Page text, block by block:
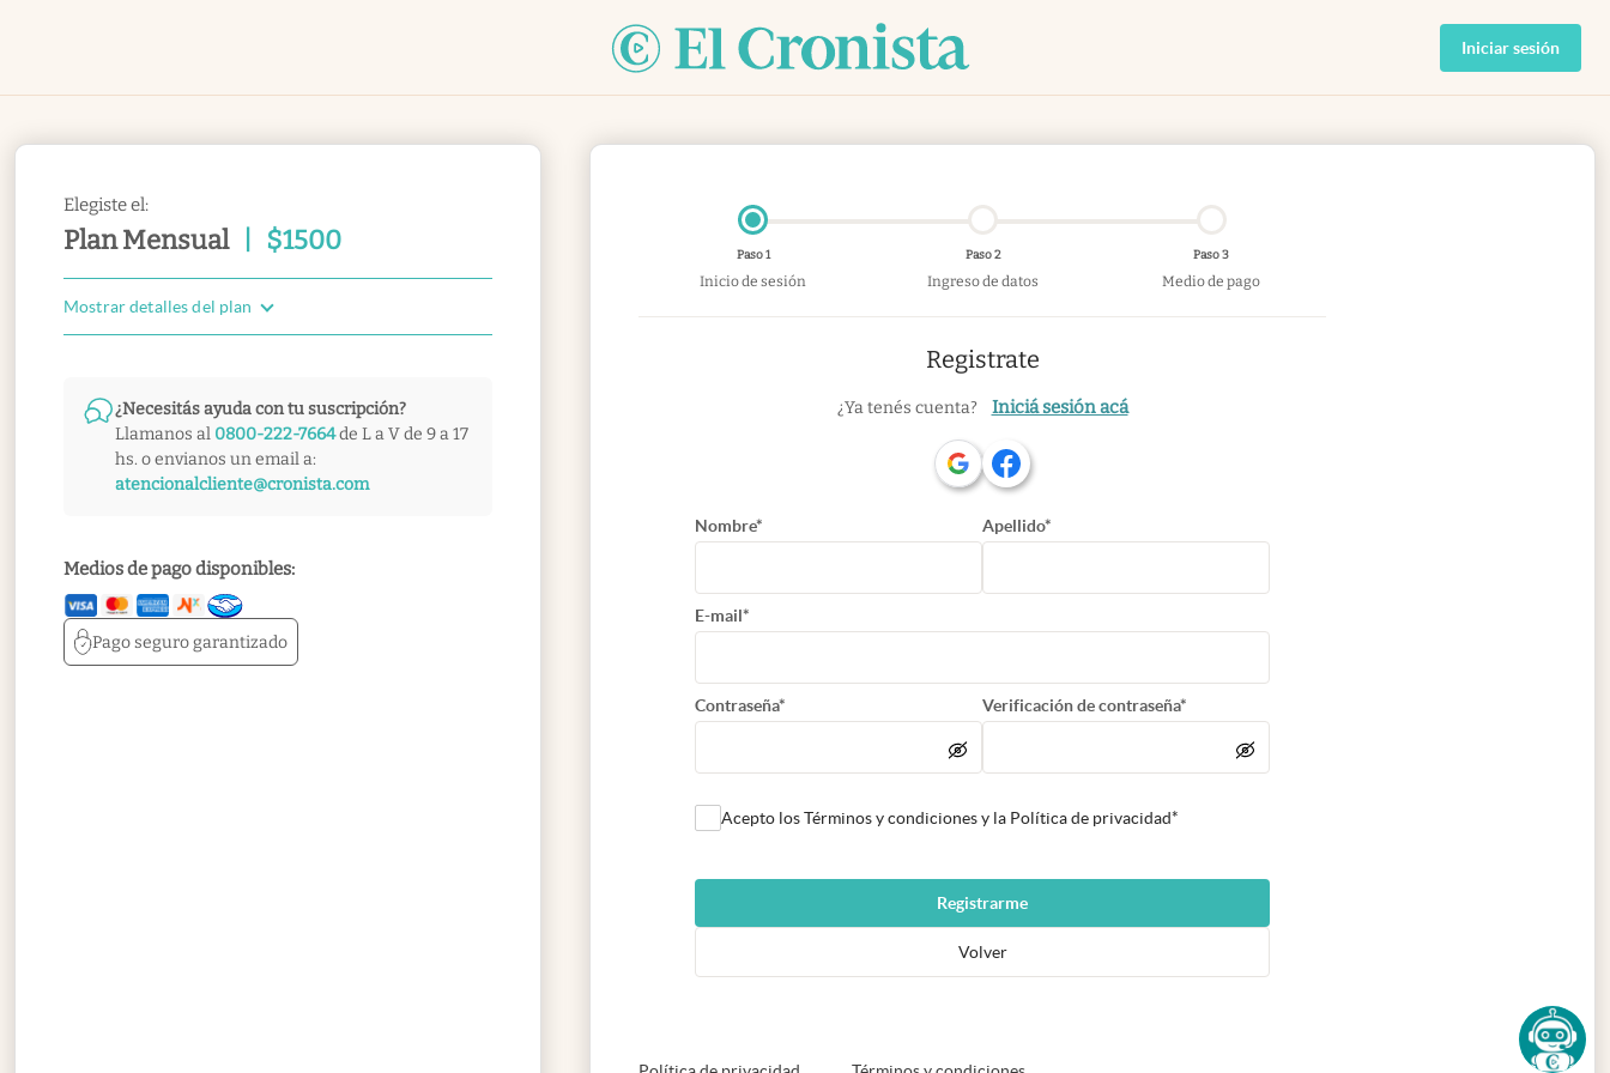
Iniciar sesión
Elegiste el:
Plan Mensual $1500
Mostrar detalles del plan
¿Necesitás ayuda con tu suscripción?
Llamanos al 0800-222-7664de L a V de 9 a 17
hs. o envianos un email a:
atencionalcliente@cronista.com
Medios de pago disponibles:
Pago segurogarantizado
Paso 1
Inicio de sesión
Paso 2
Ingreso de datos
Paso 3
Medio de pago
Registrate
¿Ya tenés cuenta? Iniciá sesión acá
Nombre* Apellido*
E-mail*
Contraseña* Verificación de contraseña*
Acepto los Términos y condiciones y la Política de privacidad*
Registrarme
Volver